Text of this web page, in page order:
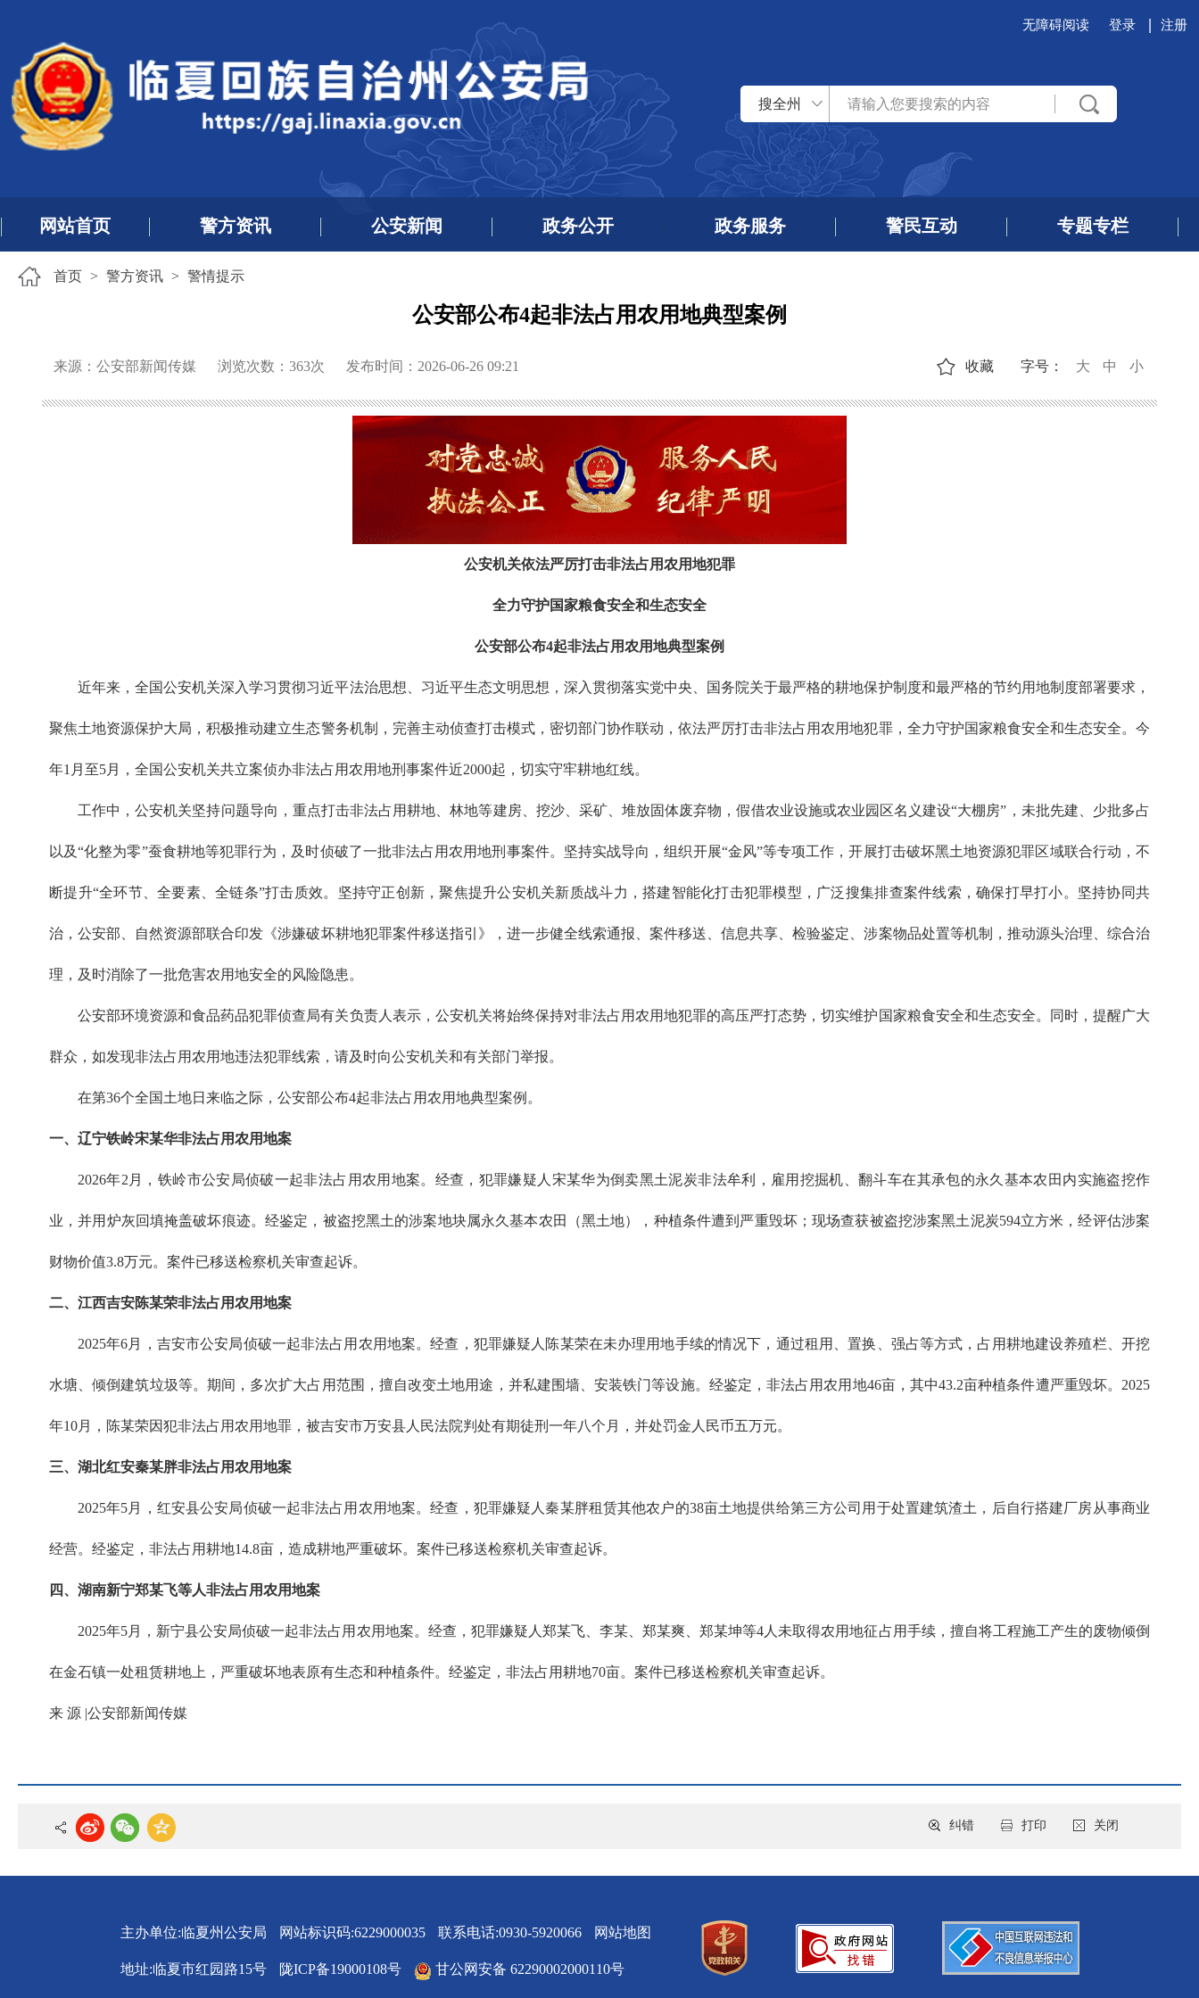
无障碍阅读 登录 注册
搜全州
网站首页 警方资讯 公安新闻 政务公开 政务服务 警民互动 专题专栏
首页 > 警方资讯 > 警情提示
公安部公布4起非法占用农用地典型案例
来源：公安部新闻传媒 浏览次数： 363次 发布时间：2026-06-26 09:21 字号： 大 中 小
收藏
公安机关依法严厉打击非法占用农用地犯罪
全力守护国家粮食安全和生态安全
公安部公布4起非法占用农用地典型案例
近年来，全国公安机关深入学习贯彻习近平法治思想、习近平生态文明思想，深入贯彻落实党中央、国务院关于最严格的耕地保护制度和最严格的节约用地制度部署要求，
聚焦土地资源保护大局，积极推动建立生态警务机制，完善主动侦查打击模式，密切部门协作联动，依法严厉打击非法占用农用地犯罪，全力守护国家粮食安全和生态安全。今
年1月至5月，全国公安机关共立案侦办非法占用农用地刑事案件近2000起，切实守牢耕地红线。
工作中，公安机关坚持问题导向，重点打击非法占用耕地、林地等建房、挖沙、采矿、堆放固体废弃物，假借农业设施或农业园区名义建设“大棚房”，未批先建、少批多占
以及“化整为零”蚕食耕地等犯罪行为，及时侦破了一批非法占用农用地刑事案件。坚持实战导向，组织开展“金风”等专项工作，开展打击破坏黑土地资源犯罪区域联合行动，不
断提升“全环节、全要素、全链条”打击质效。坚持守正创新，聚焦提升公安机关新质战斗力，搭建智能化打击犯罪模型，广泛搜集排查案件线索，确保打早打小。坚持协同共
治，公安部、自然资源部联合印发《涉嫌破坏耕地犯罪案件移送指引》，进一步健全线索通报、案件移送、信息共享、检验鉴定、涉案物品处置等机制，推动源头治理、综合治
理，及时消除了一批危害农用地安全的风险隐患。
公安部环境资源和食品药品犯罪侦查局有关负责人表示，公安机关将始终保持对非法占用农用地犯罪的高压严打态势，切实维护国家粮食安全和生态安全。同时，提醒广大
群众，如发现非法占用农用地违法犯罪线索，请及时向公安机关和有关部门举报。
在第36个全国土地日来临之际，公安部公布4起非法占用农用地典型案例。
一、辽宁铁岭宋某华非法占用农用地案
2026年2月，铁岭市公安局侦破一起非法占用农用地案。经查，犯罪嫌疑人宋某华为倒卖黑土泥炭非法牟利，雇用挖掘机、翻斗车在其承包的永久基本农田内实施盗挖作
业，并用炉灰回填掩盖破坏痕迹。经鉴定，被盗挖黑土的涉案地块属永久基本农田（黑土地），种植条件遭到严重毁坏；现场查获被盗挖涉案黑土泥炭594立方米，经评估涉案
财物价值3.8万元。案件已移送检察机关审查起诉。
二、江西吉安陈某荣非法占用农用地案
2025年6月，吉安市公安局侦破一起非法占用农用地案。经查，犯罪嫌疑人陈某荣在未办理用地手续的情况下，通过租用、置换、强占等方式，占用耕地建设养殖栏、开挖
水塘、倾倒建筑垃圾等。期间，多次扩大占用范围，擅自改变土地用途，并私建围墙、安装铁门等设施。经鉴定，非法占用农用地46亩，其中43.2亩种植条件遭严重毁坏。2025
年10月，陈某荣因犯非法占用农用地罪，被吉安市万安县人民法院判处有期徒刑一年八个月，并处罚金人民币五万元。
三、湖北红安秦某胖非法占用农用地案
2025年5月，红安县公安局侦破一起非法占用农用地案。经查，犯罪嫌疑人秦某胖租赁其他农户的38亩土地提供给第三方公司用于处置建筑渣土，后自行搭建厂房从事商业
经营。经鉴定，非法占用耕地14.8亩，造成耕地严重破坏。案件已移送检察机关审查起诉。
四、湖南新宁郑某飞等人非法占用农用地案
2025年5月，新宁县公安局侦破一起非法占用农用地案。经查，犯罪嫌疑人郑某飞、李某、郑某爽、郑某坤等4人未取得农用地征占用手续，擅自将工程施工产生的废物倾倒
在金石镇一处租赁耕地上，严重破坏地表原有生态和种植条件。经鉴定，非法占用耕地70亩。案件已移送检察机关审查起诉。
来 源 |公安部新闻传媒
关闭
打印
纠错
主办单位:临夏州公安局 网站标识码:6229000035 联系电话:0930-5920066 网站地图
地址:临夏市红园路15号 陇ICP备19000108号 甘公网安备 62290002000110号